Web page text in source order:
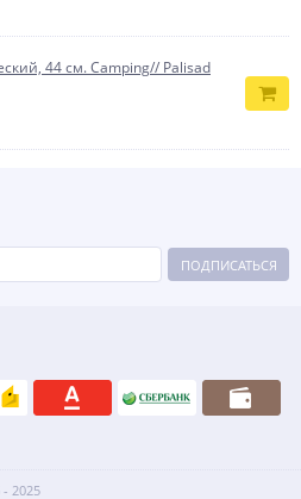
44 см. Camping// Palisad
ПОДПИСАТЬСЯ
2025